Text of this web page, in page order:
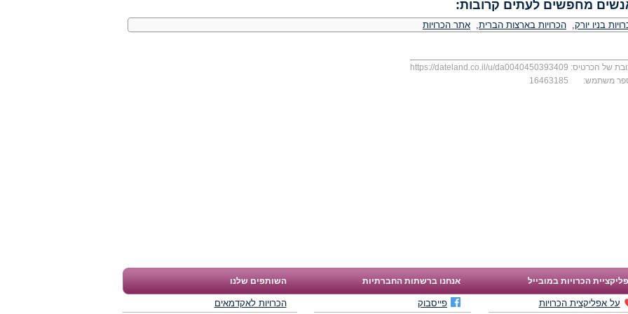
מחפשים לעתים קרובות:
בניו יורק, הכרויות בארצות הברית, אתר הכרויות
של הכרטיס: https://dateland.co.il/u/da0040450393409
משתמש:
16463185
הכרויות במובייל אנחנו ברשתות החברתיות השותפים שלנו
על אפליקצית הכרויות פייסבוק הכרויות לאקדמאים